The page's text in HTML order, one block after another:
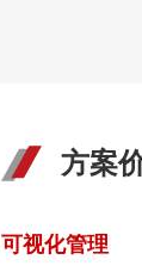
方案
可视化管理